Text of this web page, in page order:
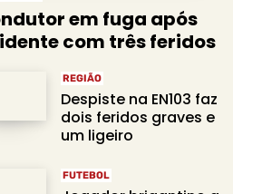
em fuga após
com três feridos
REGIÃO
Despiste na EN103 faz
dois feridos graves e
um ligeiro
FUTEBOL